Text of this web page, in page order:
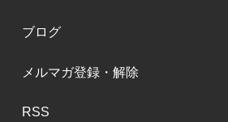
ブログ
メルマガ登録・解除
RSS